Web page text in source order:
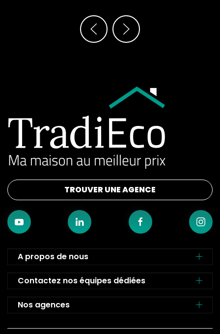
TROUVER UNE AGENCE
A propos de nous
Contactez nos équipes dédiées
Nos agences